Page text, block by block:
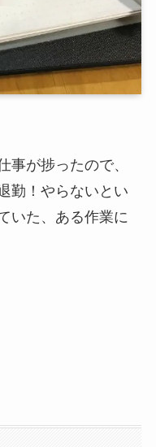
事が捗ったので、
勤！やらないとい
いた、ある作業に